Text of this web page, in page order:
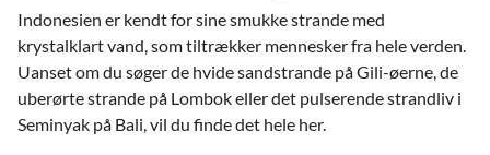
Indonesien er kendt for sine smukke strande med
krystalklart vand, som tiltrækker mennesker fra hele verden.
Uanset om du søger de hvide sandstrande på Gili-øerne, de
uberørte strande på Lombok eller det pulserende strandliv i
Seminyak på Bali, vil du finde det hele her.